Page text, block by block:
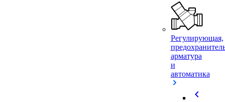
Регулирующая,
арматура
и
автоматика
chevron_left